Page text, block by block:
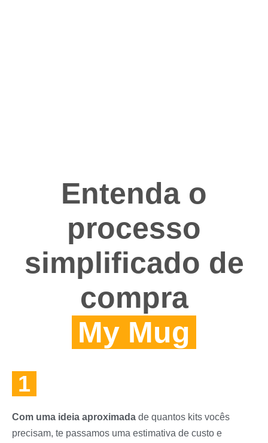
Entenda o
processo
simplificado de
compra
My Mug
1
Com uma ideia aproximada de quantos kits vocês
precisam, te passamos uma estimativa de custo e